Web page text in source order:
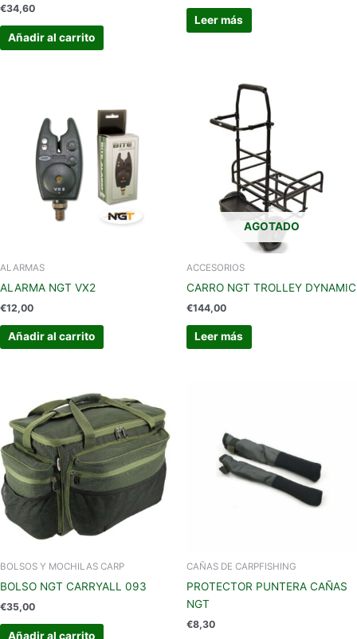
€34,60
Añadir al carrito
Leer más
ALARMAS
ALARMA NGT VX2
€12,00
Añadir al carrito
AGOTADO
ACCESORIOS
CARRO NGT TROLLEY DYNAMIC
€144,00
Leer más
BOLSOS Y MOCHILAS CARP
BOLSO NGT CARRYALL 093
€35,00
Añadir al carrito
CAÑAS DE CARPFISHING
PROTECTOR PUNTERA CAÑAS
NGT
€8,30